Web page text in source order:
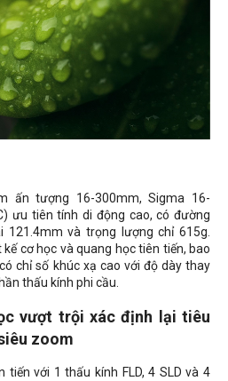
ấn tượng 16-300mm, Sigma 16-
ưu tiên tính di động cao, có đường
121.4mm và trọng lượng chỉ 615g.
cơ học và quang học tiên tiến, bao
chỉ số khúc xạ cao với độ dày thay
thấu kính phi cầu.
vượt trội xác định lại tiêu
zoom
tiến với 1 thấu kính FLD, 4 SLD và 4